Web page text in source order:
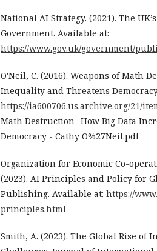
National AI Strategy. (2021). The
Government. Available at:
https://www.gov.uk/government/
O'Neil, C. (2016). Weapons of Math
Inequality and Threatens
https://ia600706.us.archive.org/21/
Math Destruction_ How Big Data
Democracy - Cathy O%27Neil.pdf
Organization for Economic Co-
(2023). AI Principles and Policy for
Publishing. Available at: https://
principles.html
Smith, A. (2023). The Global Rise of